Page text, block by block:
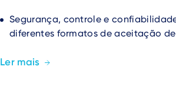
Segurança, controle e
diferentes formatos de aceitação
Ler mais